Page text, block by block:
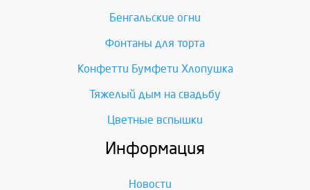
Бенгальские огни
Фонтаны для торта
Конфетти Бумфети Хлопушка
Тяжелый дым на свадьбу
Цветные вспышки
Информация
Новости